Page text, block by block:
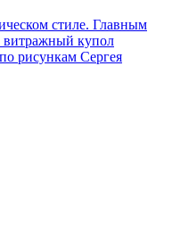
стиле. Главным
витражный купол
рисункам Сергея